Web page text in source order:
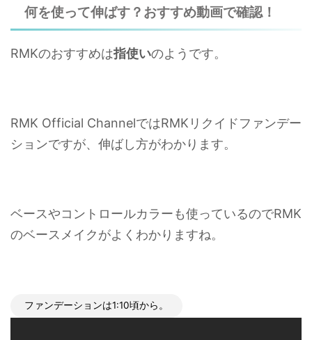
何を使って伸ばす？おすすめ動画で確認！
RMKのおすすめは指使いのようです。
RMK Official ChannelではRMKリクイドファンデー
ションですが、伸ばし方がわかります。
ベースやコントロールカラーも使っているのでRMK
のベースメイクがよくわかりますね。
ファンデーションは1:10頃から。